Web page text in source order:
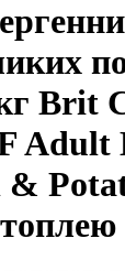
Brit
Adult